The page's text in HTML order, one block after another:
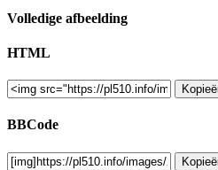
Volledige afbeelding
HTML
BBCode